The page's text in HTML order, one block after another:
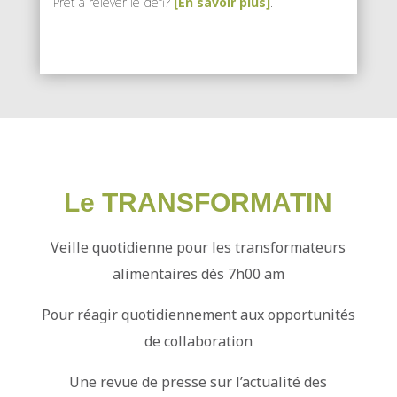
Le TRANSFORMATIN
Veille quotidienne pour les transformateurs
alimentaires dès 7h00 am
Pour réagir quotidiennement aux opportunités
de collaboration
Une revue de presse sur l’actualité des